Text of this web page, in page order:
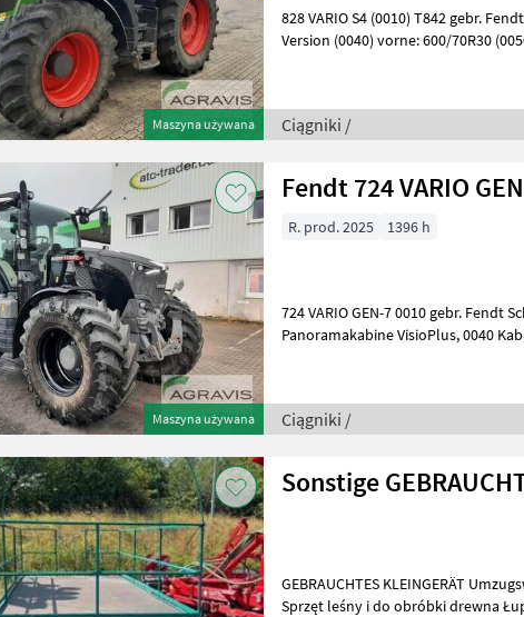
Maszyna używana
828 VARIO S4 (0010) T842 gebr.
Version (0040) vorne: 600/70R30 (0050) hinten: 710/
Ciągniki /
Maszyna używana
Fendt 724 VARIO
R. prod. 2025 1396 h
724 VARIO GEN-7 0010 gebr. Fendt
Panoramakabine VisioPlus, 0040 Kabinenfederung, 0050 LED -
Ciągniki /
Sonstige
GEBRAUCHTES KLEINGERÄT Umzugswagen Blattfedern, Drehschemel
Sprzęt leśny i do obróbki drewna